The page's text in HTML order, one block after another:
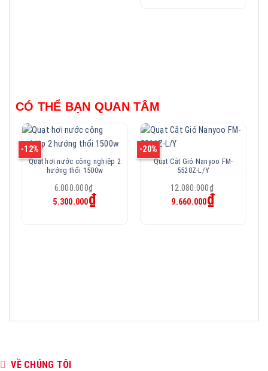
CÓ THỂ BẠN QUAN TÂM
-12%
Quạt hơi nước công nghiệp 2
hướng thổi 1500w
6.000.000₫
gốc
là:
5.300.000₫
-20%
Quạt Cắt Gió Nanyoo FM-
5520Z-L/Y
12.080.000₫
9.660.000₫
VỀ CHÚNG TÔI